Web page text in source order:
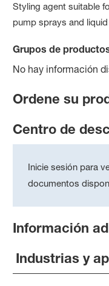
Styling agent suitable
pump sprays and
Grupos de
No hay información
Ordene su
Centro de
Inicie sesión para
documentos
Información
Industrias y